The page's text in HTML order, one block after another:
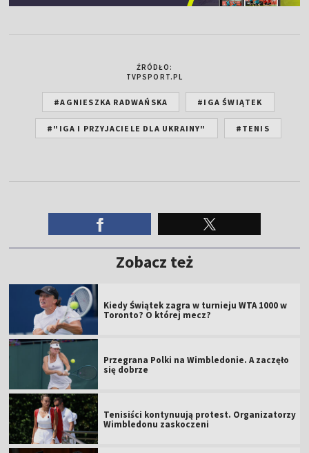
ŹRÓDŁO:
TVPSPORT.PL
#AGNIESZKA RADWAŃSKA #IGA ŚWIĄTEK
#"IGA I PRZYJACIELE DLA UKRAINY" #TENIS
Zobacz też
Kiedy Świątek zagra w turnieju WTA 1000 w
Toronto? O której mecz?
Przegrana Polki na Wimbledonie. A zaczęło
się dobrze
Tenisiści kontynuują protest. Organizatorzy
Wimbledonu zaskoczeni